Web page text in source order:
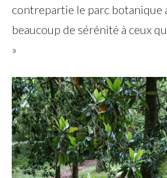
contrepartie le parc botanique
beaucoup de sérénité à ceux
»